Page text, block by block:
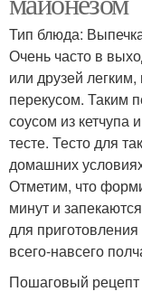
Тип блюда:
Очень часто в
или друзей
перекусом. Таким
соусом из кетчупа
тесте. Тесто для
домашних
Отметим, что
минут и
для
всего-навсего
Пошаговый рецепт